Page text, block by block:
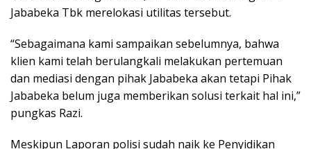
Jababeka Tbk merelokasi utilitas tersebut.
“Sebagaimana kami sampaikan sebelumnya, bahwa
klien kami telah berulangkali melakukan pertemuan
dan mediasi dengan pihak Jababeka akan tetapi Pihak
Jababeka belum juga memberikan solusi terkait hal ini,”
pungkas Razi.
Meskipun Laporan polisi sudah naik ke Penyidikan